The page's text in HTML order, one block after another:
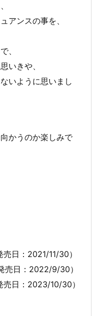
アンスの事を、
、
いきや、
いように思いまし
かうのか楽しみで
日：2021/11/30）
売日：2022/9/30）
日：2023/10/30）